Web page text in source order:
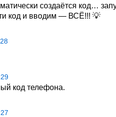
создаётся код…
код и вводим — ВСЁ!!! 💡
код телефона.